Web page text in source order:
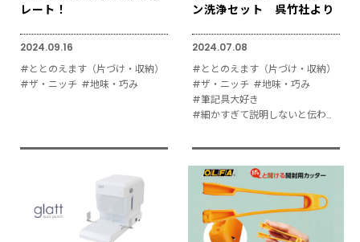
レート！
2024.09.16
#ととのえます（片づけ・収納）
#ザ・ニッチ #地味・巧み
ン洗浄セット 呉竹社より
2024.07.08
#ととのえます（片づけ・収納）
#ザ・ニッチ #地味・巧み
#筆記具大好き
#細かすぎて説明しないと伝わりにくい